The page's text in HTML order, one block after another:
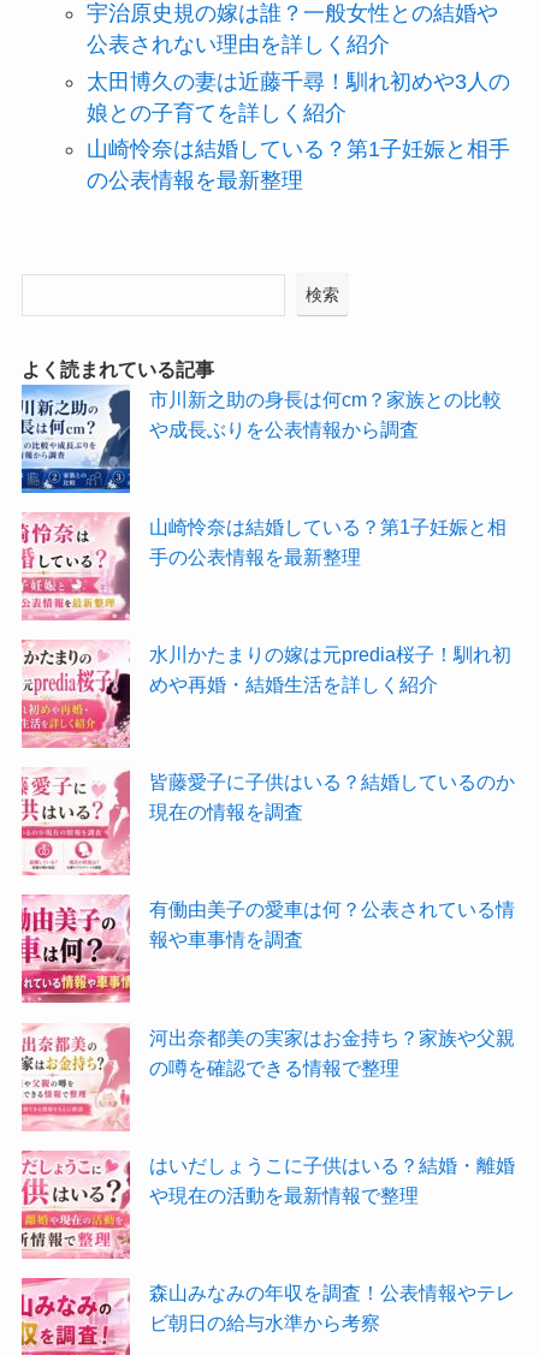
宇治原史規の嫁は誰？一般女性との結婚や
公表されない理由を詳しく紹介
太田博久の妻は近藤千尋！馴れ初めや3人の
娘との子育てを詳しく紹介
山崎怜奈は結婚している？第1子妊娠と相手
の公表情報を最新整理
検索
よく読まれている記事
市川新之助の身長は何cm？家族との比較
や成長ぶりを公表情報から調査
山崎怜奈は結婚している？第1子妊娠と相
手の公表情報を最新整理
水川かたまりの嫁は元predia桜子！馴れ初
めや再婚・結婚生活を詳しく紹介
皆藤愛子に子供はいる？結婚しているのか
現在の情報を調査
有働由美子の愛車は何？公表されている情
報や車事情を調査
河出奈都美の実家はお金持ち？家族や父親
の噂を確認できる情報で整理
はいだしょうこに子供はいる？結婚・離婚
や現在の活動を最新情報で整理
森山みなみの年収を調査！公表情報やテレ
ビ朝日の給与水準から考察